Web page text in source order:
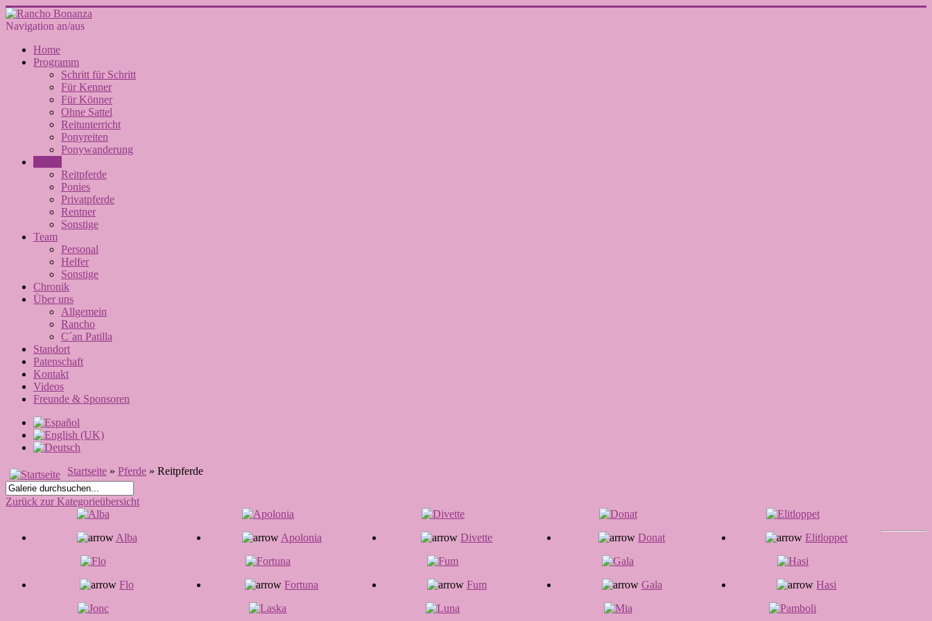
Navigation an/aus
Home
Programm
Schritt für Schritt
Für Kenner
Für Könner
Ohne Sattel
Reitunterricht
Ponyreiten
Ponywanderung
Reitpferde
Ponies
Privatpferde
Rentner
Sonstige
Team
Personal
Helfer
Sonstige
Chronik
Über uns
Allgemein
Rancho
C´an Patilla
Standort
Patenschaft
Kontakt
Videos
Freunde & Sponsoren
Startseite » Pferde » Reitpferde
Zurück zur Kategorieübersicht
Alba Apolonia Divette Donat Elitloppet
Flo Fortuna Fum Gala Hasi